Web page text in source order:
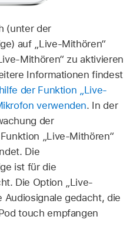
(unter der
auf „Live-Mithören“
Mithören“ zu aktivieren
Informationen findest
der Funktion „Live-
verwenden. In der
der
„Live-Mithören“
Die
ist für die
Die Option „Live-
Audiosignale gedacht, die
touch empfangen